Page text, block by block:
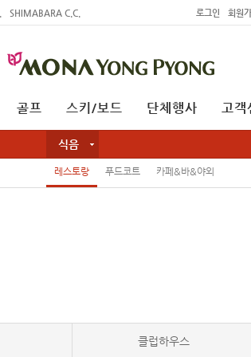
SHIMABARA C.C. 로그인 회원
식음
레스토랑 푸드코트 카페&바&야외
골프 스키/보드 단체행사 고객
클럽하우스